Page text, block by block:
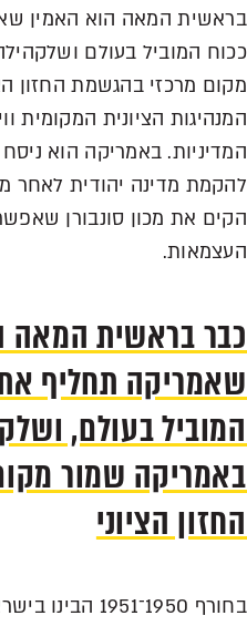
בראשית המאה הוא האמין
ככוח המוביל בעולם
מקום מרכזי בהגשמת החזון
המנהיגות הציונית המקומית
המדיניות. באמריקה הוא
להקמת מדינה יהודית לאחר
הקים את מכון סונבורן
העצמאות.
כבר בראשית המאה
שאמריקה תחליף את
המוביל בעולם,
באמריקה שמור
החזון הציוני
בחורף